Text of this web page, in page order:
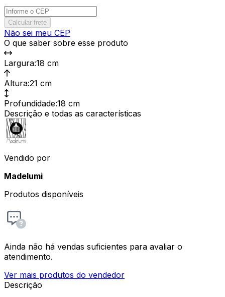
Calcular frete
Não sei meu CEP
O que saber sobre esse produto
Largura:18 cm
Altura:21 cm
Profundidade:18 cm
Descrição e todas as características
Vendido por
Madelumi
Produtos disponíveis
Ainda não há vendas suficientes para avaliar o
atendimento.
Ver mais produtos do vendedor
Descrição